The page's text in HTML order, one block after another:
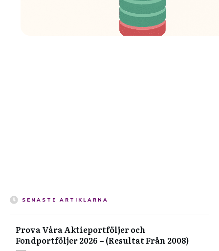
SENASTE ARTIKLARNA
Prova Våra Aktieportföljer och
Fondportföljer 2026 – (Resultat Från 2008)